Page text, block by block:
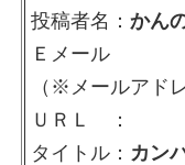
投稿者名： かん
Ｅメール
（※メールアド
ＵＲＬ ：
タイトル： カン